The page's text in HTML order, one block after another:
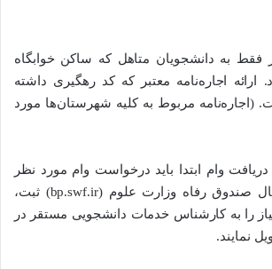
فقط به دانشجویان متاهل که ساکن خوابگاه
ارائه اجاره‌نامه معتبر که کد رهگیری داشته
(اجاره‌نامه مربوط به کلیه شهرستان‌ها مورد
وام ابتدا باید درخواست وام مورد نظر
خود را از طریق پرتال صندوق رفاه وزارت علوم (bp.swf.ir) ثبت،
را به کارشناس خدمات دانشجویی مستقر در
نمایند.